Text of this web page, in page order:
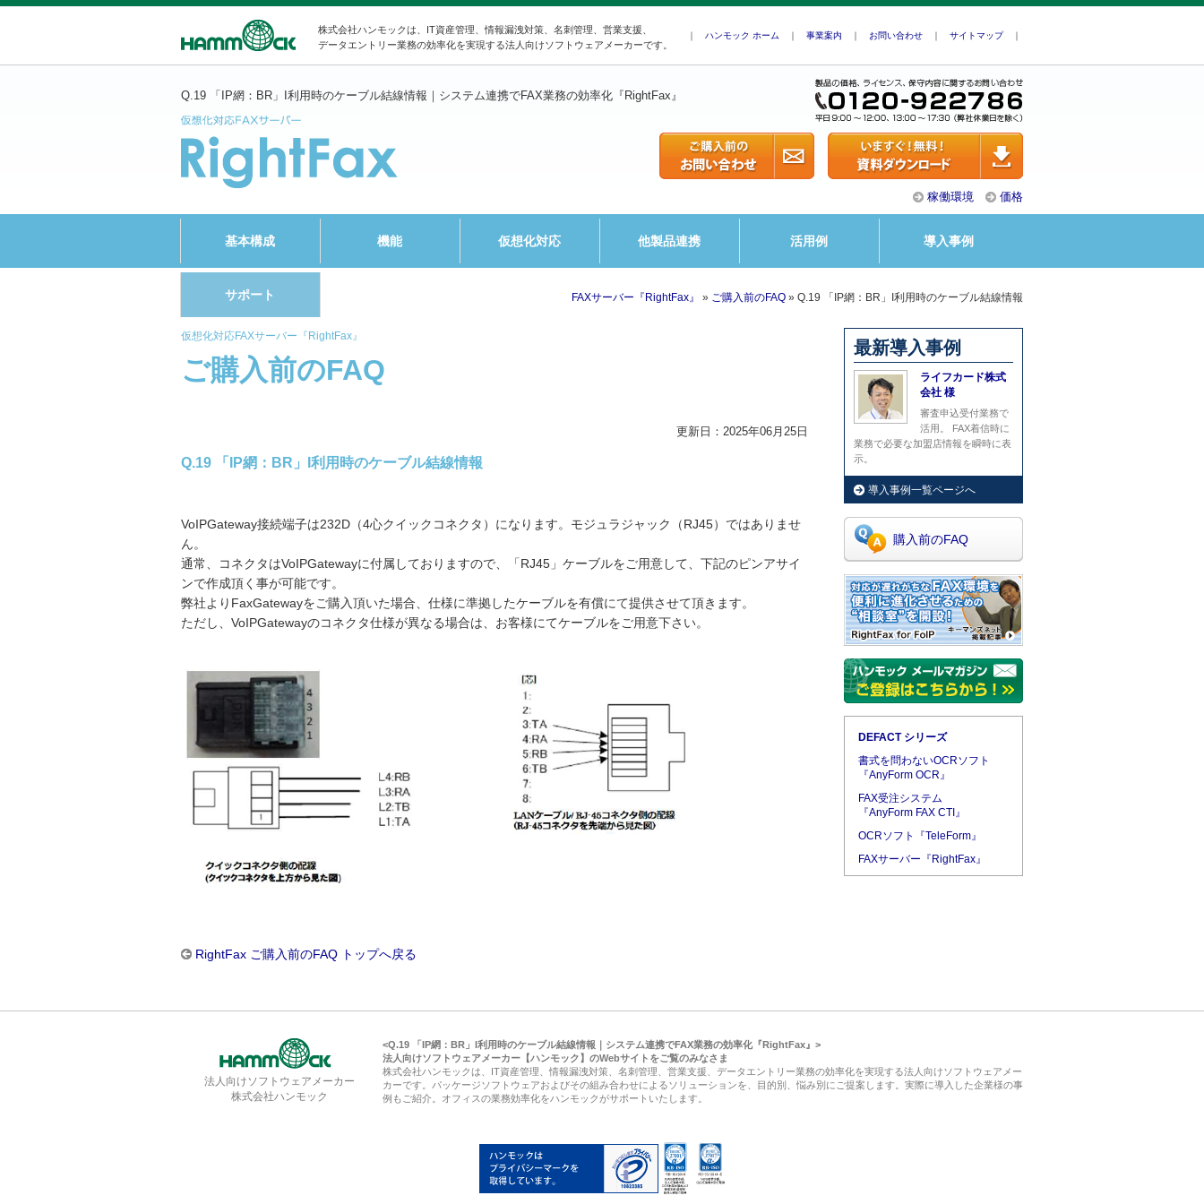
株式会社ハンモックは、IT資産管理、情報漏洩対策、名刺管理、営業支援、
データエントリー業務の効率化を実現する法人向けソフトウェアメーカーです。
｜ ハンモック ホーム ｜ 事業案内 ｜ お問い合わせ ｜ サイトマップ｜
Q.19 「IP網：BR」I利用時のケーブル結線情報｜システム連携でFAX業務の効率化『RightFax』
稼働環境 価格
基本構成 機能 仮想化対応 他製品連携 活用例 導入事例
サポート FAXサーバー『RightFax』 » ご購入前のFAQ » Q.19 「IP網：BR」I利用時のケーブル結線情報
仮想化対応FAXサーバー『RightFax』
ご購入前のFAQ
更新日：2025年06月25日
Q.19 「IP網：BR」I利用時のケーブル結線情報
VoIPGateway接続端子は232D（4心クイックコネクタ）になります。モジュラジャック（RJ45）ではありませ
ん。
通常、コネクタはVoIPGatewayに付属しておりますので、「RJ45」ケーブルをご用意して、下記のピンアサイ
ンで作成頂く事が可能です。
弊社よりFaxGatewayをご購入頂いた場合、仕様に準拠したケーブルを有償にて提供させて頂きます。
ただし、VoIPGatewayのコネクタ仕様が異なる場合は、お客様にてケーブルをご用意下さい。
RightFax ご購入前のFAQ トップへ戻る
最新導入事例
ライフカード株式
会社 様
審査申込受付業務で
活用。
FAX着信時に
業務で必要な加盟店情報を瞬時に表
示。
導入事例一覧ページへ
購入前のFAQ
DEFACT シリーズ
書式を問わないOCRソフト
『AnyForm OCR』
FAX受注システム
『AnyForm FAX CTI』
OCRソフト『TeleForm』
FAXサーバー『RightFax』
<Q.19 「IP網：BR」I利用時のケーブル結線情報｜システム連携でFAX業務の効率化『RightFax』>
法人向けソフトウェアメーカー【ハンモック】のWebサイトをご覧のみなさま
株式会社ハンモックは、IT資産管理、情報漏洩対策、名刺管理、営業支援、データエントリー業務の効率化を実現する法人向けソフトウェアメー
カーです。パッケージソフトウェアおよびその組み合わせによるソリューションを、目的別、悩み別にご提案します。実際に導入した企業様の事
例もご紹介。オフィスの業務効率化をハンモックがサポートいたします。
法人向けソフトウェアメーカー
株式会社ハンモック